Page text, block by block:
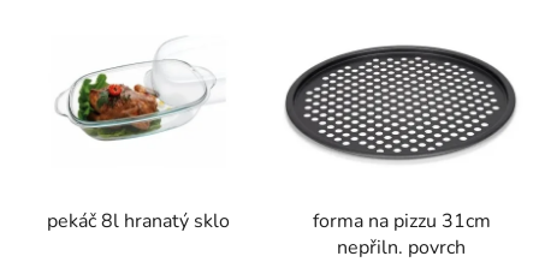
pekáč 8l hranatý sklo
forma na pizzu 31cm
nepřiln. povrch